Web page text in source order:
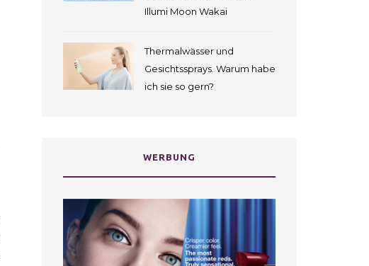
Illumi Moon Wakai
Thermalwässer und
Gesichtssprays. Warum habe
ich sie so gern?
WERBUNG